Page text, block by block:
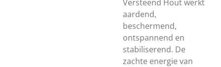
Versteend Houtwerkt
aardend,
beschermend,
ontspannend en
stabiliserend. De
zachte energie van